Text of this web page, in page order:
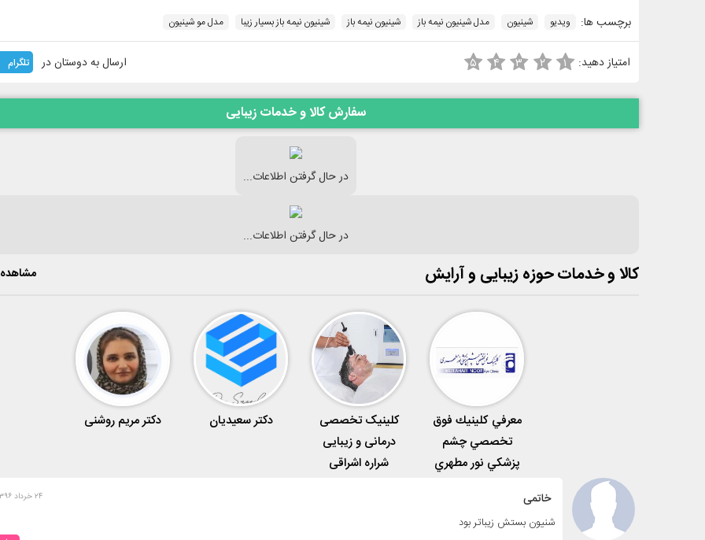
برچسب ها: ویدیو شینیون مدل شینیون نیمه باز شینیون نیمه باز شینیون نیمه باز بسیار زیبا مدل مو شینیون
ارسال به دوستان در تلگرام امتیاز دهید: ۱ ۲ ۳ ۴ ۵
سفارش کالا و خدمات زیبایی
در حال گرفتن اطلاعات...
در حال گرفتن اطلاعات...
کالا و خدمات حوزه زیبایی و آرایش مشاهده
معرفي كلينيك فوق
تخصصي چشم
پزشكي نور مطهري
کلینیک‌ تخصصی
درمانی و زیبایی
شراره اشراقی
دکتر سعیدیان دکتر مریم روشنی
خاتمی ۲۴ خرداد ۱۳۹۶ - ۱۲:۱۲
شنیون بستش زیباتر بود